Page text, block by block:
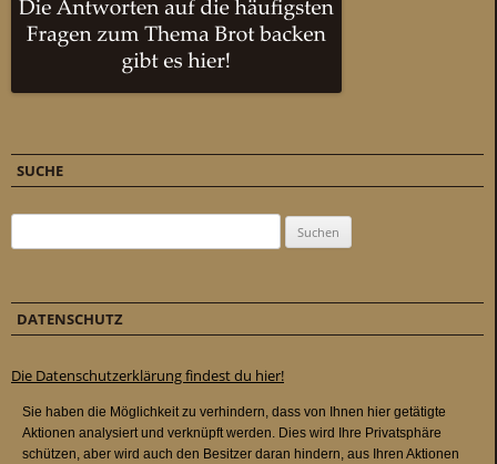
SUCHE
DATENSCHUTZ
Die Datenschutzerklärung findest du hier!